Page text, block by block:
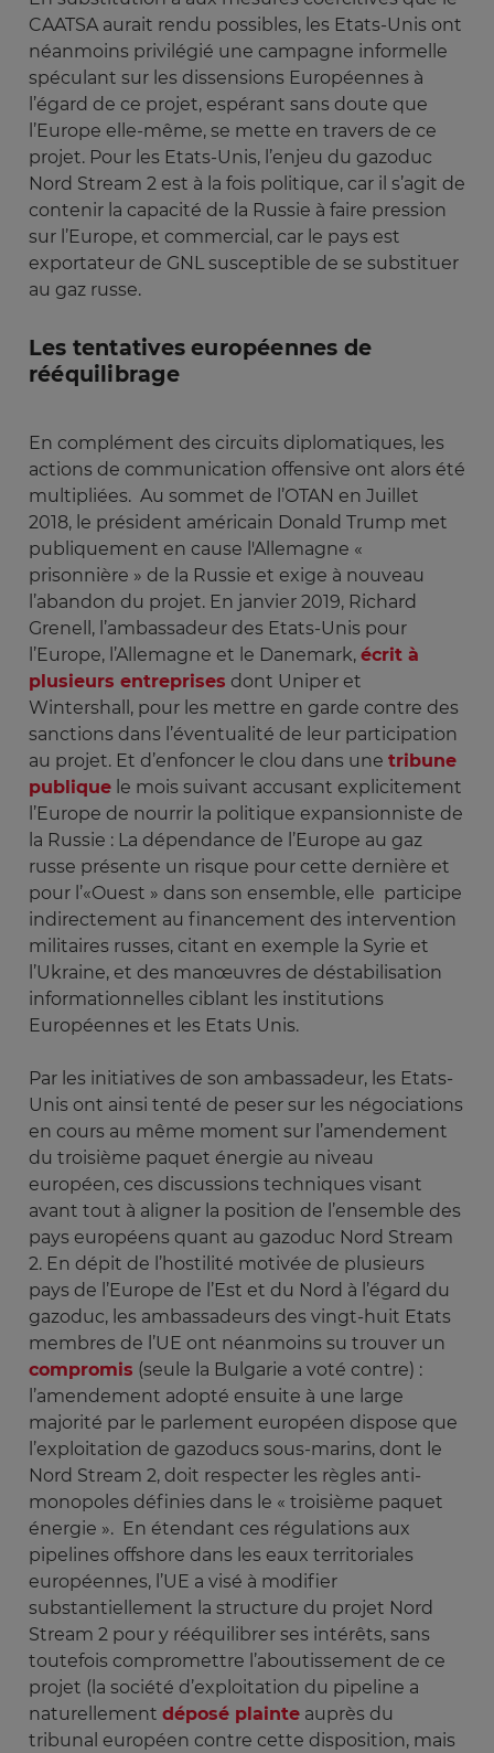
CAATSA aurait rendu possibles, les Etats-Unis ont
néanmoins privilégié une campagne informelle
spéculant sur les dissensions Européennes à
l’égard de ce projet, espérant sans doute que
l’Europe elle-même, se mette en travers de ce
projet. Pour les Etats-Unis, l’enjeu du gazoduc
Nord Stream 2 est à la fois politique, car il s’agit de
contenir la capacité de la Russie à faire pression
sur l’Europe, et commercial, car le pays est
exportateur de GNL susceptible de se substituer
au gaz russe.
Les tentatives européennes de
rééquilibrage
En complément des circuits diplomatiques, les
actions de communication offensive ont alors été
multipliées. Au sommet de l’OTAN en Juillet
2018, le président américain Donald Trump met
publiquement en cause l'Allemagne «
prisonnière » de la Russie et exige à nouveau
l’abandon du projet. En janvier 2019, Richard
Grenell, l’ambassadeur des Etats-Unis pour
l’Europe, l’Allemagne et le Danemark, écrit à
plusieurs entreprises dont Uniper et
Wintershall, pour les mettre en garde contre des
sanctions dans l’éventualité de leur participation
au projet. Et d’enfoncer le clou dans une tribune
publique le mois suivant accusant explicitement
l’Europe de nourrir la politique expansionniste de
la Russie : La dépendance de l’Europe au gaz
russe présente un risque pour cette dernière et
pour l’«Ouest » dans son ensemble, elle participe
indirectement au financement des intervention
militaires russes, citant en exemple la Syrie et
l’Ukraine, et des manœuvres de déstabilisation
informationnelles ciblant les institutions
Européennes et les Etats Unis.
Par les initiatives de son ambassadeur, les Etats-
Unis ont ainsi tenté de peser sur les négociations
en cours au même moment sur l’amendement
du troisième paquet énergie au niveau
européen, ces discussions techniques visant
avant tout à aligner la position de l’ensemble des
pays européens quant au gazoduc Nord Stream
2. En dépit de l’hostilité motivée de plusieurs
pays de l’Europe de l’Est et du Nord à l’égard du
gazoduc, les ambassadeurs des vingt-huit Etats
membres de l’UE ont néanmoins su trouver un
compromis (seule la Bulgarie a voté contre) :
l’amendement adopté ensuite à une large
majorité par le parlement européen dispose que
l’exploitation de gazoducs sous-marins, dont le
Nord Stream 2, doit respecter les règles anti-
monopoles définies dans le « troisième paquet
énergie ». En étendant ces régulations aux
pipelines offshore dans les eaux territoriales
européennes, l’UE a visé à modifier
substantiellement la structure du projet Nord
Stream 2 pour y rééquilibrer ses intérêts, sans
toutefois compromettre l’aboutissement de ce
projet (la société d’exploitation du pipeline a
naturellement déposé plainte auprès du
tribunal européen contre cette disposition, mais